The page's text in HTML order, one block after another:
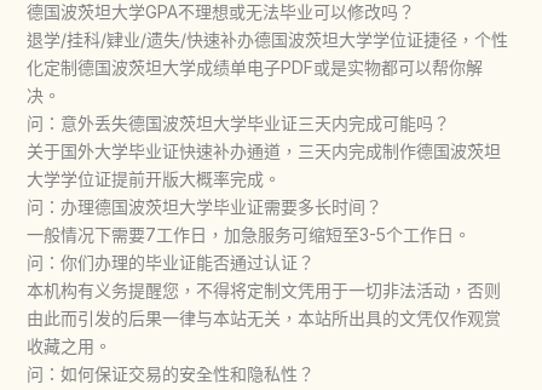
德国波茨坦大学GPA不理想或无法毕业可以修改吗？
退学/挂科/肄业/遗失/快速补办德国波茨坦大学学位证捷径，个性
化定制德国波茨坦大学成绩单电子PDF或是实物都可以帮你解
决。
问：意外丢失德国波茨坦大学毕业证三天内完成可能吗？
关于国外大学毕业证快速补办通道，三天内完成制作德国波茨坦
大学学位证提前开版大概率完成。
问：办理德国波茨坦大学毕业证需要多长时间？
一般情况下需要7工作日，加急服务可缩短至3-5个工作日。
问：你们办理的毕业证能否通过认证？
本机构有义务提醒您，不得将定制文凭用于一切非法活动，否则
由此而引发的后果一律与本站无关，本站所出具的文凭仅作观赏
收藏之用。
问：如何保证交易的安全性和隐私性？